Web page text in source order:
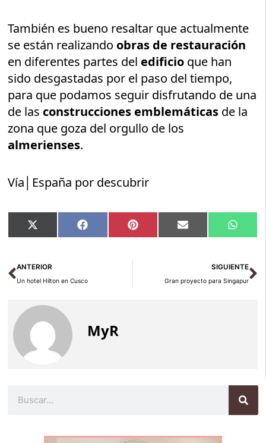
También es bueno resaltar que actualmente
se están realizando obras de restauración
en diferentes partes del edificio que han
sido desgastadas por el paso del tiempo,
para que podamos seguir disfrutando de una
de las construcciones emblemáticas de la
zona que goza del orgullo de los
almerienses.
Vía│España por descubrir
Compartir
en
X
(Twitter)
Compartir
en
Facebook Compartir
en
Pinterest Compartir
en
Email
en
Ant
ANTERIOR
Un hotel Hilton en Cusco
SIGUIENTE
Gran proyecto para Singapur
MyR